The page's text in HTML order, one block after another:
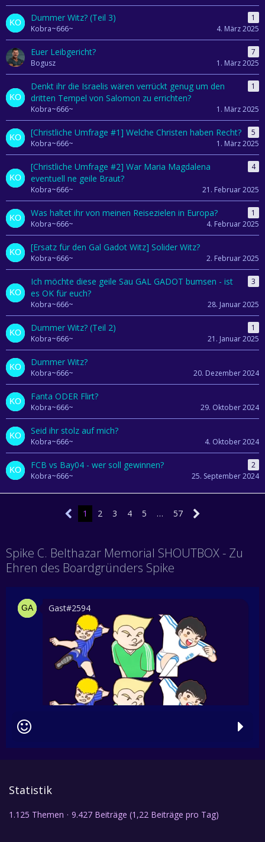
Dummer Witz? (Teil 3)
1
Kobra~666~
4. März 2025
Euer Leibgericht?
7
Bogusz
1. März 2025
Denkt ihr die Israelis wären verrückt genug um den
dritten Tempel von Salomon zu errichten?
1
Kobra~666~ 1. März 2025
[Christliche Umfrage #1] Welche Christen haben Recht?
5
Kobra~666~
1. März 2025
[Christliche Umfrage #2] War Maria Magdalena
eventuell ne geile Braut?
4
Kobra~666~ 21. Februar 2025
Was haltet ihr von meinen Reisezielen in Europa?
1
Kobra~666~
4. Februar 2025
[Ersatz für den Gal Gadot Witz] Solider Witz?
Kobra~666~ 2. Februar 2025
Ich möchte diese geile Sau GAL GADOT bumsen - ist
es OK für euch?
3
Kobra~666~ 28. Januar 2025
Dummer Witz? (Teil 2)
1
Kobra~666~
21. Januar 2025
Dummer Witz?
Kobra~666~ 20. Dezember 2024
Fanta ODER Flirt?
Kobra~666~ 29. Oktober 2024
Seid ihr stolz auf mich?
Kobra~666~ 4. Oktober 2024
FCB vs Bay04 - wer soll gewinnen?
2
Kobra~666~
25. September 2024
1 2 3 4 5 … 57
Spike C. Belthazar Memorial SHOUTBOX - Zu
Ehren des Boardgründers Spike
Gast#2594
Statistik
1.125 Themen 9.427 Beiträge (1,22 Beiträge pro Tag)